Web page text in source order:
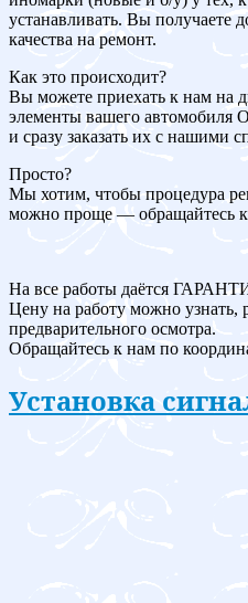
устанавливать. Вы получаете
качества на ремонт.
Как это происходит?
Вы можете приехать к нам на
элементы вашего автомобиля
и сразу заказать их с нашими
Просто?
Мы хотим, чтобы процедура
можно проще — обращайтесь
На все работы даётся
Цену на работу можно узнать,
предварительного осмотра.
Обращайтесь к нам по
Установка